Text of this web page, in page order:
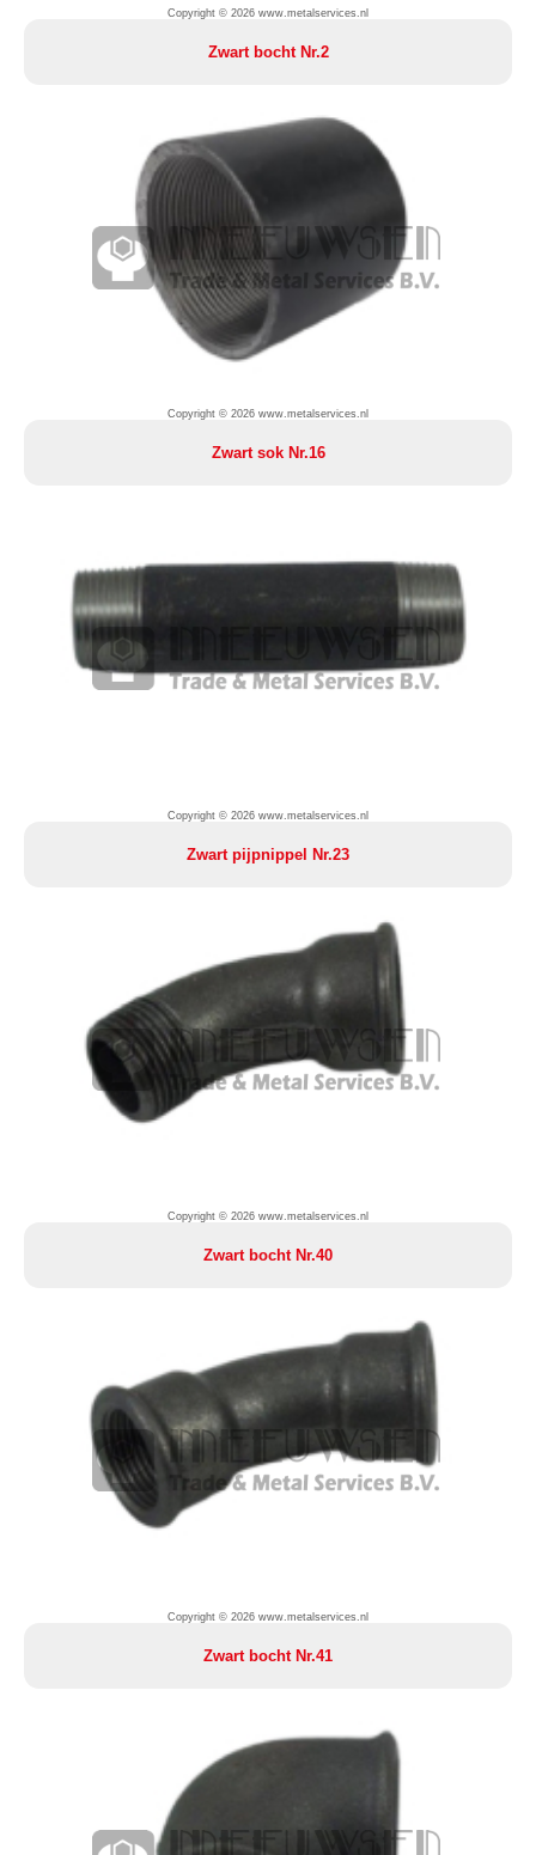
Copyright © 2026 www.metalservices.nl
Zwart bocht Nr.2
Copyright © 2026 www.metalservices.nl
Zwart sok Nr.16
Copyright © 2026 www.metalservices.nl
Zwart pijpnippel Nr.23
Copyright © 2026 www.metalservices.nl
Zwart bocht Nr.40
Copyright © 2026 www.metalservices.nl
Zwart bocht Nr.41